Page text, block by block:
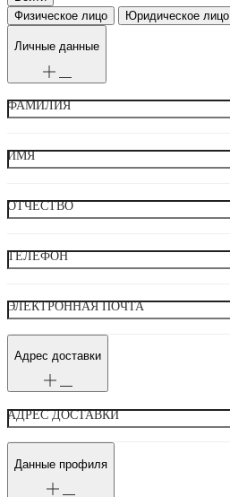
Физическое лицо Юридическое лицо
Личные данные
ФАМИЛИЯ
ИМЯ
ОТЧЕСТВО
ТЕЛЕФОН
ЭЛЕКТРОННАЯ ПОЧТА
Адрес доставки
АДРЕС ДОСТАВКИ
Данные профиля